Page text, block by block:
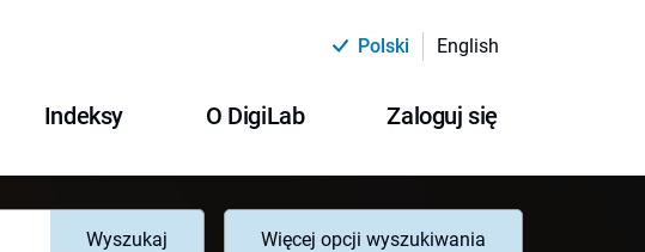
Polski English
Indeksy O DigiLab Zaloguj się
Wyszukaj
Więcej opcji wyszukiwania